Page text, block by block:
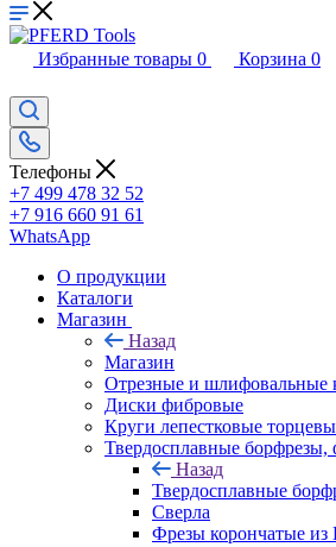
Избранные товары 0 Корзина 0
Телефоны
+7 499 478 32 52
+7 916 660 91 61
WhatsApp
О продукции
Каталоги
Магазин
Назад
Магазин
Отрезные и шлифовальные
Диски фибровые
Круги лепестковые
Твердосплавные борфрезы,
Назад
Твердосплавные
Сверла
Фрезы корончатые из